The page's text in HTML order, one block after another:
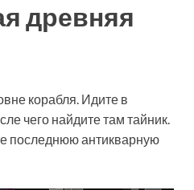
древняя
корабля. Идите в
чего найдите там тайник.
последнюю антикварную